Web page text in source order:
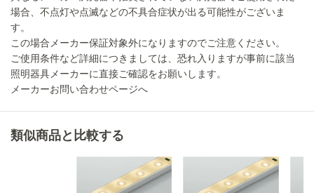
場合、不点灯や点滅などの不具合症状が出る可能性がございま
す。
この場合メーカー保証対象外になりますのでご注意ください。
ご使用条件など詳細につきましては、恐れ入りますが事前に該当
照明器具メーカーに直接ご確認をお願いします。
メーカーお問い合わせページへ
類似商品と比較する